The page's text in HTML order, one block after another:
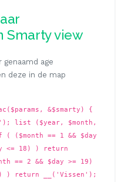
Smarty view
age
deze in de map
&$smarty) {
list ($year, $month,
($month == 1 && $day
<= 18) ) return
== 2 && $day >= 19)
) return __('Vissen');